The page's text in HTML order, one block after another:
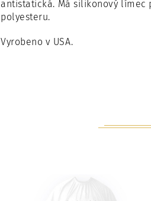
antistatická. Má silikonový límec
polyesteru.
Vyrobeno v USA.